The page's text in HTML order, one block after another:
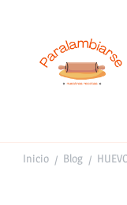
Inicio / Blog /